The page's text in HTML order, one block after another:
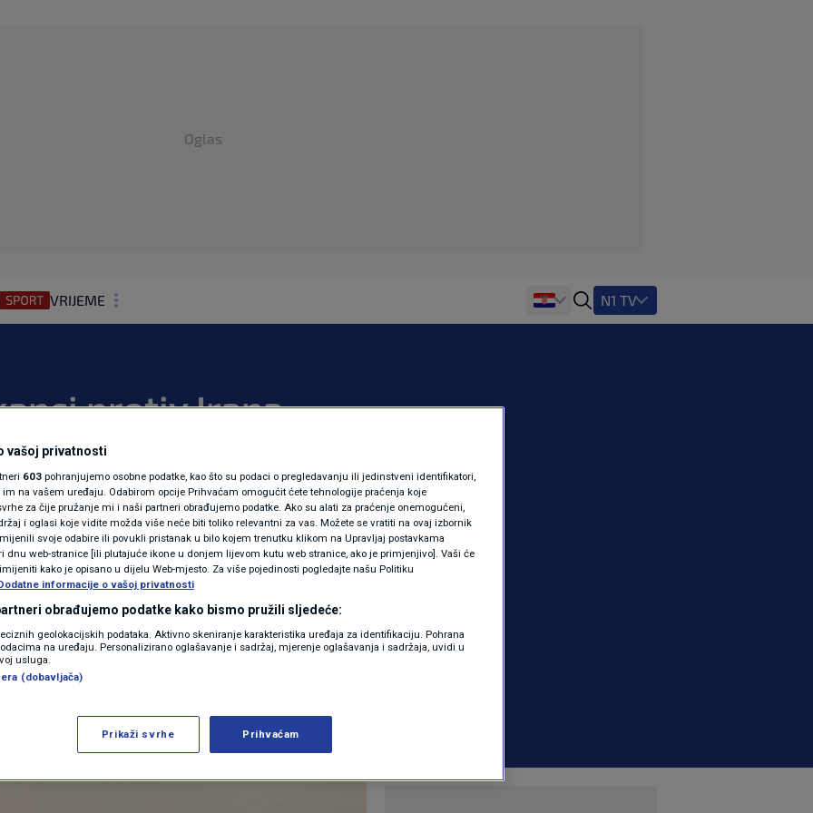
Oglas
VRIJEME
MAGAZIN
KOLUMNE
N1(DIS)INFO
KLIMATSKE PROMJENE
FOTO
VIDEO
N1 TV
protiv Irana
ove rakete:
sposobnost
SVIJET | 0 komentara
Više
vašoj privatnosti
603 pohranjujemo osobne podatke, kao što su podaci o pregledavanju ili jedinstveni identifikatori,
na vašem uređaju. Odabirom opcije Prihvaćam omogućit ćete tehnologije praćenja koje
za čije pružanje mi i naši partneri obrađujemo podatke. Ako su alati za praćenje onemogućeni,
i oglasi koje vidite možda više neće biti toliko relevantni za vas. Možete se vratiti na ovaj izbornik
svoje odabire ili povukli pristanak u bilo kojem trenutku klikom na Upravljaj postavkama
dnu web-stranice [ili plutajuće ikone u donjem lijevom kutu web stranice, ako je primjenjivo]. Vaši će
kako je opisano u dijelu Web-mjesto. Za više pojedinosti pogledajte našu Politiku
informacije o vašoj privatnosti
obrađujemo podatke kako bismo pružili sljedeće:
geolokacijskih podataka. Aktivno skeniranje karakteristika uređaja za identifikaciju. Pohrana
na uređaju. Personalizirano oglašavanje i sadržaj, mjerenje oglašavanja i sadržaja, uvidi u
usluga.
(dobavljača)
Prikaži svrhe Prihvaćam